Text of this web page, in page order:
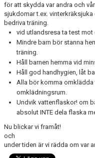
för att skydda var andra och
sjukdomar t.ex.
bedriva träning.
vid utlandsresa ta test mot
Mindre barn bör stanna
träning.
Håll barnen hemma vid
Håll god handhygien, låt
Alla bör komma
omklädningsrum.
Undvik vattenflaskor! om
absolut INTE dela flaska
Nu blickar vi framåt!
och
under tiden är vi rädda om var